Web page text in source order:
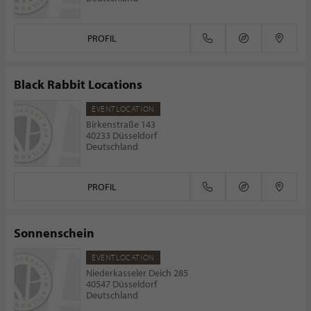
PROFIL
Black Rabbit Locations
EVENTLOCATION
Birkenstraße 143
40233 Düsseldorf
Deutschland
PROFIL
Sonnenschein
EVENTLOCATION
Niederkasseler Deich 285
40547 Düsseldorf
Deutschland